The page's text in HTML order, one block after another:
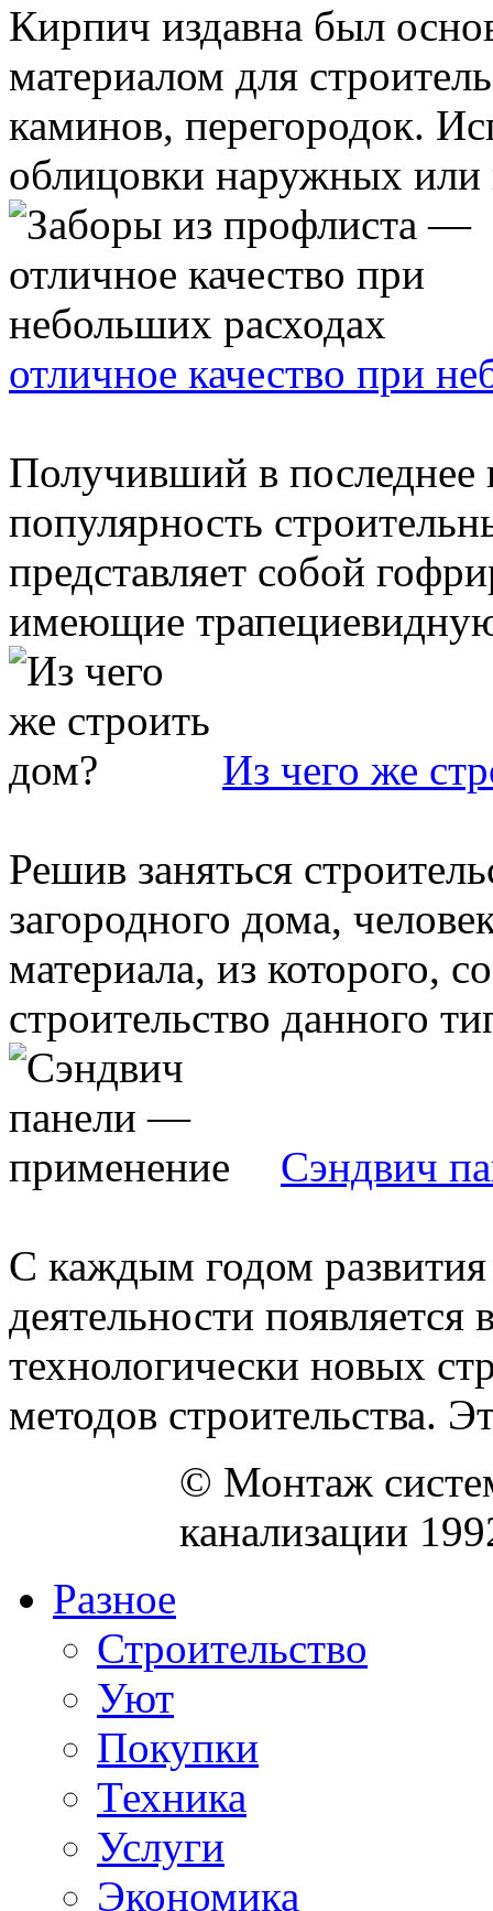
Кирпич издавна был
материалом для
каминов, перегородок.
облицовки наружных или
отличное качество при
Получивший в последнее
популярность
представляет собой
имеющие
Из чего же
Решив заняться
загородного дома,
материала, из которого,
строительство данного
Сэндвич
С каждым годом развития
деятельности
технологически новых
методов строительства.
© Монтаж
канализации
Разное
Строительство
Уют
Покупки
Техника
Услуги
Экономика